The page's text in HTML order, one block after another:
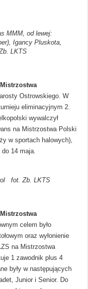
MMM, od lewej:
Igancy Pluskota,
LKTS
Mistrzostwa
Ostrowskiego. W
eliminacyjnym 2.
wywalczył
na Mistrzostwa Polski
w sportach halowych),
do 14 maja.
fot. Zb. LKTS
Mistrzostwa
celem było
oraz wyłonienie
na Mistrzostwa
1 zawodnik plus 4
były w następujących
Junior i Senior. Do